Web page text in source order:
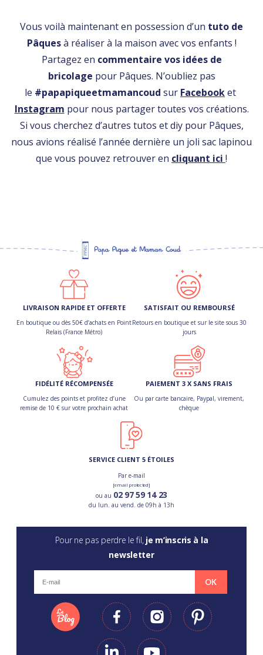
Vous voilà maintenant en possession d’un tuto de
Pâquesà réaliser à la maison avec vos enfants !
Partagez en commentaire vos idées de
bricolage pour Pâques. N’oubliez pas
le #papapiqueetmamancoud sur Facebooket
Instagram pour nous partager toutes vos créations.
Si vous cherchez d’autres tutos et diy pour Pâques,
nous avions réalisé l’année dernière un joli sac lapinou
que vous pouvez retrouver en cliquant ici !
LIVRAISON RAPIDE ET OFFERTE
En boutique ou dès 50€ d’achats en Point
Relais (France Métro)
SATISFAIT OU REMBOURSÉ
Retours en boutique et sur le site sous 30
jours
FIDÉLITÉ RÉCOMPENSÉE
Cumulez des points et profitez d’une
remise de 10 € sur votre prochain achat
PAIEMENT 3 X SANS FRAIS
Ou par carte bancaire, Paypal, virement,
chèque
SERVICE CLIENT 5 ÉTOILES
Par e-mail
[email protected]
ou au 02 97 59 14 23
du lun. au vend. de 09h à 13h
Pour ne pas perdre le fil, je m’inscris à la
newsletter
OK